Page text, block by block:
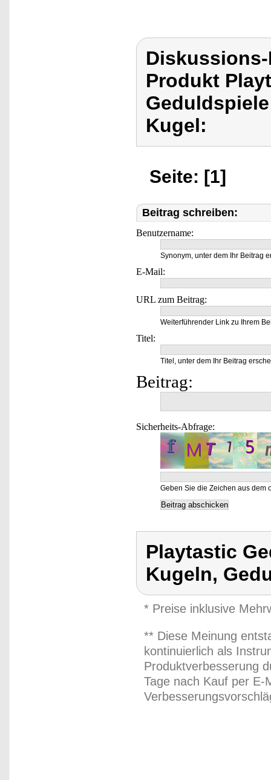
Produkt
Kugel:
Seite: [1]
Beitrag schreiben:
Benutzername:
Synonym, unter dem Ihr Beitrag
E-Mail:
URL zum Beitrag:
Weiterführender Link zu Ihrem
Titel:
Titel, unter dem Ihr Beitrag
Beitrag:
Sicherheits-Abfrage:
Geben Sie die Zeichen aus dem
Playtastic
Kugeln,
* Preise inklusive
** Diese Meinung
kontinuierlich als
Produktverbesserung
Tage nach Kauf per E-